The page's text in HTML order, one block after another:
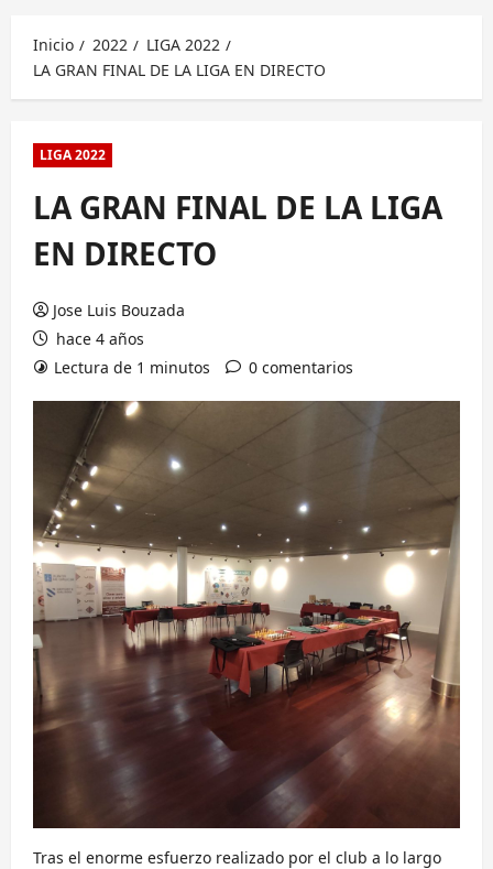
Inicio
2022
LIGA 2022
LA GRAN FINAL DE LA LIGA EN DIRECTO
LIGA 2022
LA GRAN FINAL DE LA LIGA
EN DIRECTO
Jose Luis Bouzada
hace 4 años
Lectura de 1 minutos
0 comentarios
Tras el enorme esfuerzo realizado por el club a lo largo